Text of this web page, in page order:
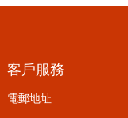
客戶服務
電郵地址